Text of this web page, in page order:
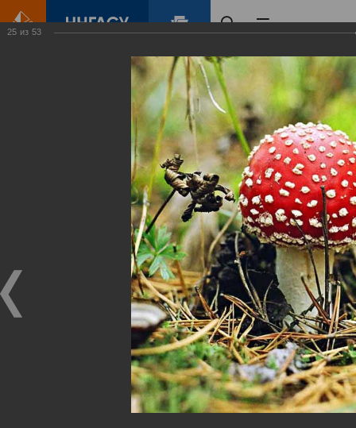
Зеленый Город
Виртуальные
выставки
(фотоальбомы)
25 из 53